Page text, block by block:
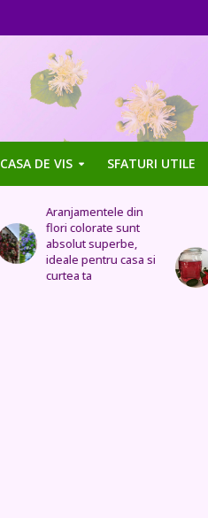
CASA DE VIS SFATURI UTILE
Uleiul de trandafir
tratează stomacul,
bolile organelor
genitale feminine,
insomnia, durerile de